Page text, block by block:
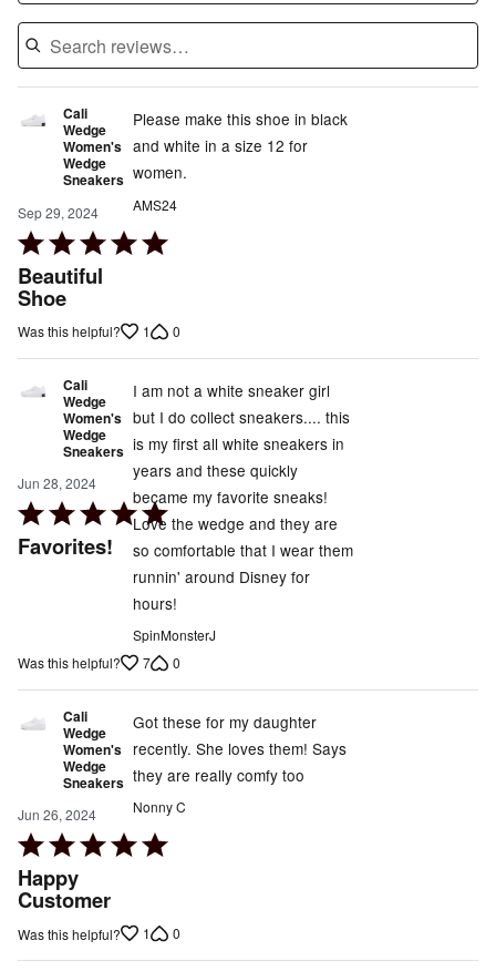
Cali
Wedge
Women's
Wedge
Sneakers
Sep 29, 2024
Rated
5
out
Beautiful
Shoe
Please make this shoe in black
and white in a size 12 for
women.
AMS24
Was this helpful? 1 0
Cali
Wedge
Women's
Wedge
Sneakers
Jun 28, 2024
Rated
5
Favorites!
I am not a white sneaker girl
but I do collect sneakers.... this
is my first all white sneakers in
years and these quickly
became my favorite sneaks!
Love the wedge and they are
so comfortable that I wear them
runnin' around Disney for
hours!
SpinMonsterJ
Was this helpful?
7 0
Cali
Wedge
Women's
Wedge
Sneakers
Jun 26, 2024
Rated
5
out
Happy
Customer
Got these for my daughter
recently. She loves them! Says
they are really comfy too
Nonny C
Was this helpful? 1 0